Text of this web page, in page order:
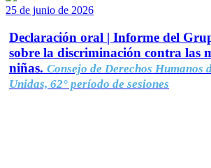
25 de junio de 2026
Declaración oral | Informe del
sobre la discriminación contra las
niñas. Consejo de Derechos Humanos
Unidas, 62° período de sesiones